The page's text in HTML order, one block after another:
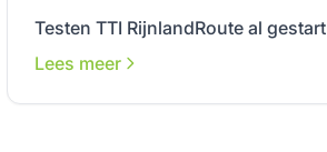
Testen TTI RijnlandRoute al gestart
Lees meer